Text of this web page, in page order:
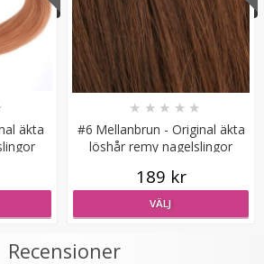
brush - Zebramönster rosa
★★
äkta
#6 Mellanbrun - Original äkta
löshår remy nagelslingor
★ ★ ★ ★ ★
189 kr
VÄLJ
Recensioner